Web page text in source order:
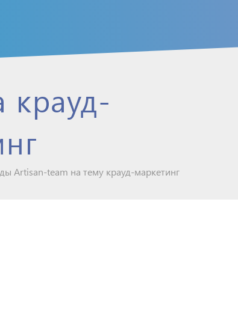
крауд-
Artisan-team на тему крауд-маркетинг